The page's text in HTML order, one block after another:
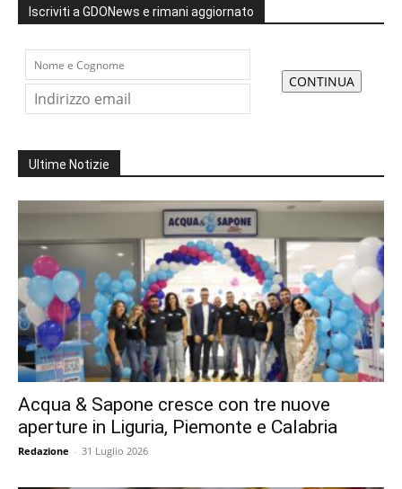
Iscriviti a GDONews e rimani aggiornato
Ultime Notizie
Acqua & Sapone cresce con tre nuove
aperture in Liguria, Piemonte e Calabria
Redazione - 31 Luglio 2026